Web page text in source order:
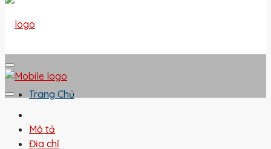
Trang Chủ
Mô tả
Địa chỉ